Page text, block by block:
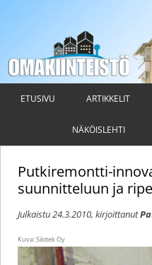
Taloyhtiön hallituksen ja
ETUSIVU ARTIKKELIT
NÄKÖISLEHTI
Putkiremontti-
suunnitteluun ja
Julkaistu24.3.2010, kirjoittanut
Kuva: Silotek Oy